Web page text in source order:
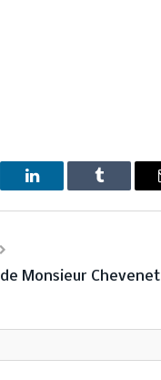
LinkedIn Tumblr
Monsieur Chevenet